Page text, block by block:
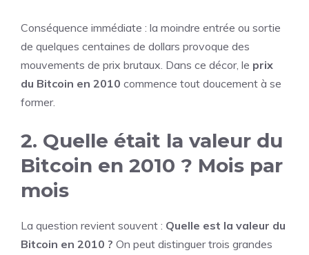
Conséquence immédiate : la moindre entrée ou sortie
de quelques centaines de dollars provoque des
mouvements de prix brutaux. Dans ce décor, le prix
du Bitcoin en 2010 commence tout doucement à se
former.
2. Quelle était la valeur du
Bitcoin en 2010 ? Mois par
mois
La question revient souvent : Quelle est la valeur du
Bitcoin en 2010 ? On peut distinguer trois grandes